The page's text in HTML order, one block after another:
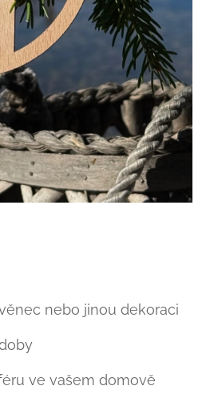
nebo jinou dekoraci
ve vašem domově